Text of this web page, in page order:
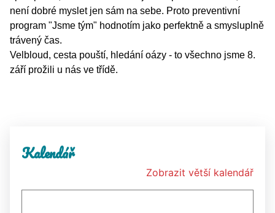
není dobré myslet jen sám na sebe. Proto preventivní
program "Jsme tým" hodnotím jako perfektně a smysluplně
trávený čas.
Velbloud, cesta pouští, hledání oázy - to všechno jsme 8.
září prožili u nás ve třídě.
Kalendář
Zobrazit větší kalendář